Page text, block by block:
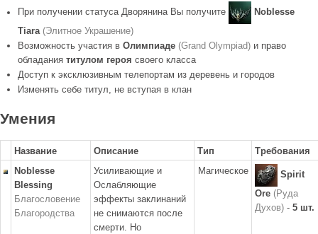
При получении статуса Дворянина Вы получите
Noblesse
Tiara (Элитное Украшение)
Возможность участия в Олимпиаде (Grand Olympiad) и право
обладания титулом героя своего класса
Доступ к эксклюзивным телепортам из деревень и городов
Изменять себе титул, не вступая в клан
Умения
Название Описание Тип
Требования
Noblesse
Blessing
Благословение
Благородства
Усиливающие и
Ослабляющие
эффекты заклинаний
не снимаются после
смерти. Но
Магическое
Spirit
Ore (Руда
Духов) - 5 шт.